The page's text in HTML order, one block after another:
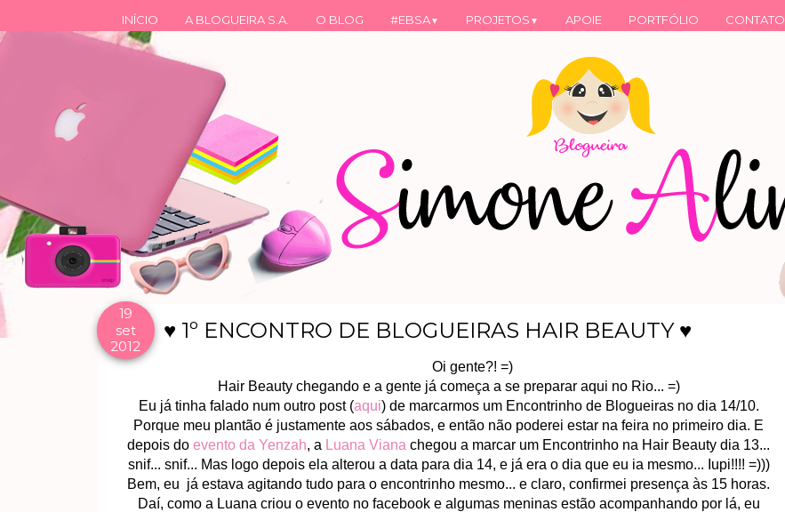
INÍCIO A BLOGUEIRA S.A. O BLOG #EBSA▼ PROJETOS ▼ APOIE PORTFÓLIO CONTATO
19
set
2012
♥ 1º ENCONTRO DE BLOGUEIRAS HAIR BEAUTY ♥
Oi gente?! =)
Hair Beauty chegando e a gente já começa a se preparar aqui no Rio... =)
Eu já tinha falado num outro post (aqui) de marcarmos um Encontrinho de Blogueiras no dia 14/10.
Porque meu plantão é justamente aos sábados, e então não poderei estar na feira no primeiro dia. E
depois do evento da Yenzah, a Luana Viana chegou a marcar um Encontrinho na Hair Beauty dia 13...
snif... snif... Mas logo depois ela alterou a data para dia 14, e já era o dia que eu ia mesmo... Iupi!!!! =)))
Bem, eu já estava agitando tudo para o encontrinho mesmo... e claro, confirmei presença às 15 horas.
Daí, como a Luana criou o evento no facebook e algumas meninas estão acompanhando por lá, eu